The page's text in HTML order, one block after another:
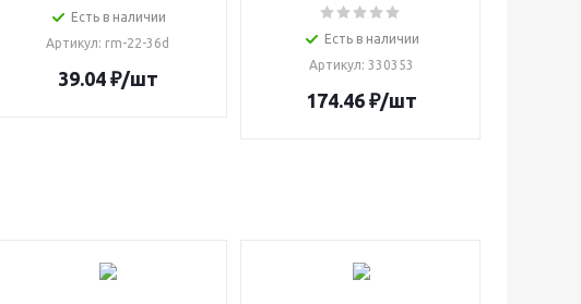
Есть в наличии
Артикул: rm-22-36d
39.04₽/шт
Есть в наличии
Артикул: 330353
174.46₽/шт